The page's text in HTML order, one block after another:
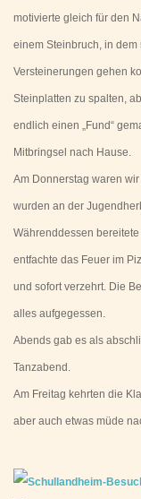
motivierte gleich für den
einem Steinbruch, in
Versteinerungen gehen
Steinplatten zu spalten,
endlich einen „Fund“
Mitbringsel nach Hause.
Am Donnerstag waren
wurden an der
Währenddessen
entfachte das Feuer im
und sofort verzehrt. Die
alles aufgegessen.
Abends gab es als
Tanzabend.
Am Freitag kehrten die
aber auch etwas müde